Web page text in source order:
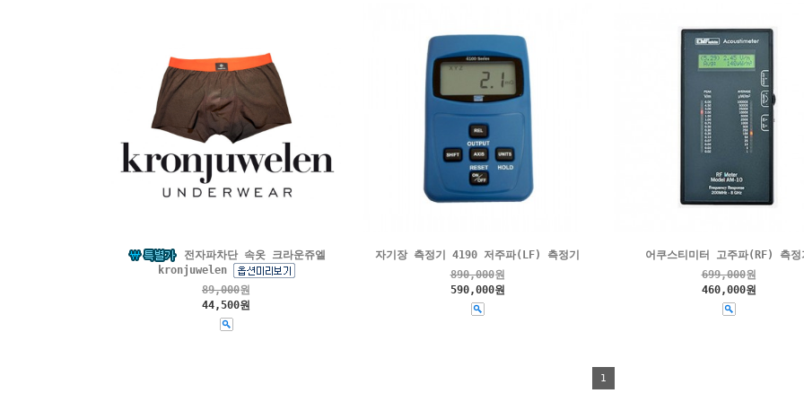
전자파차단 속옷 크라운쥬엘
kronjuwelen
89,000원
44,500원
자기장 측정기 4190 저주파(LF) 측정기
890,000원
590,000원
어쿠스티미터 고주파(RF) 측정
699,000원
460,000원
1